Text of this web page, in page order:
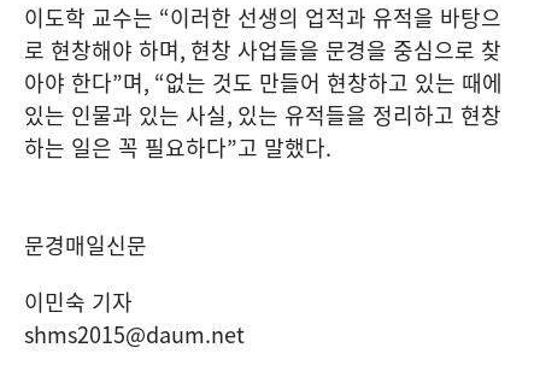
이도학 교수는 “이러한 선생의 업적과 유적을 바탕으
로 현창해야 하며, 현창 사업들을 문경을 중심으로 찾
아야 한다”며, “없는 것도 만들어 현창하고 있는 때에
있는 인물과 있는 사실, 있는 유적들을 정리하고 현창
하는 일은 꼭 필요하다”고 말했다.
문경매일신문
이민숙 기자
shms2015@daum.net